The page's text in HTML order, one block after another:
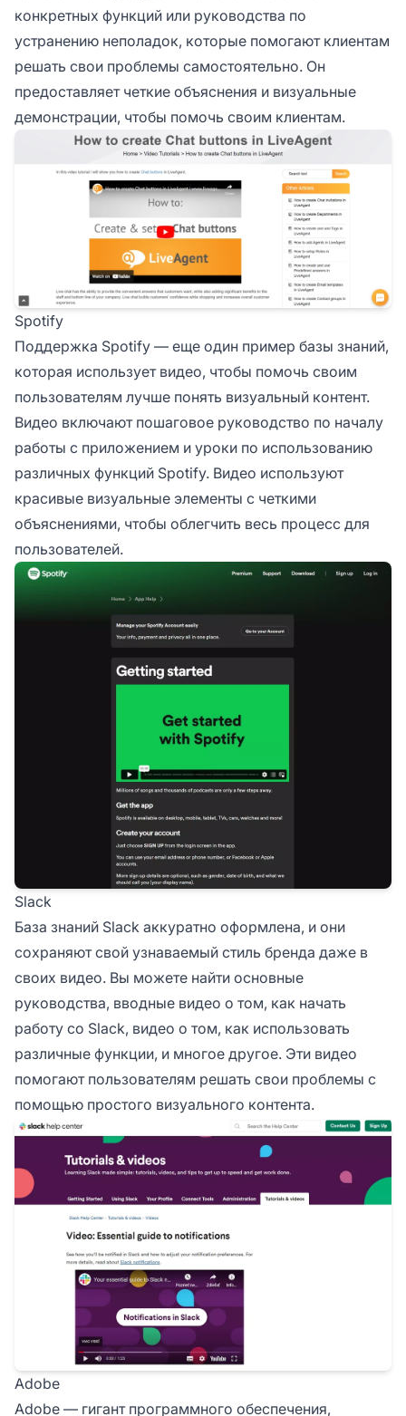
конкретных функций или руководства по
устранению неполадок, которые помогают клиентам
решать свои проблемы самостоятельно. Он
предоставляет четкие объяснения и визуальные
демонстрации, чтобы помочь своим клиентам.
Spotify
Поддержка Spotify — еще один пример базы знаний,
которая использует видео, чтобы помочь своим
пользователям лучше понять визуальный контент.
Видео включают пошаговое руководство по началу
работы с приложением и уроки по использованию
различных функций Spotify. Видео используют
красивые визуальные элементы с четкими
объяснениями, чтобы облегчить весь процесс для
пользователей.
Slack
База знаний Slack аккуратно оформлена, и они
сохраняют свой узнаваемый стиль бренда даже в
своих видео. Вы можете найти основные
руководства, вводные видео о том, как начать
работу со Slack, видео о том, как использовать
различные функции, и многое другое. Эти видео
помогают пользователям решать свои проблемы с
помощью простого визуального контента.
Adobe
Adobe — гигант программного обеспечения,